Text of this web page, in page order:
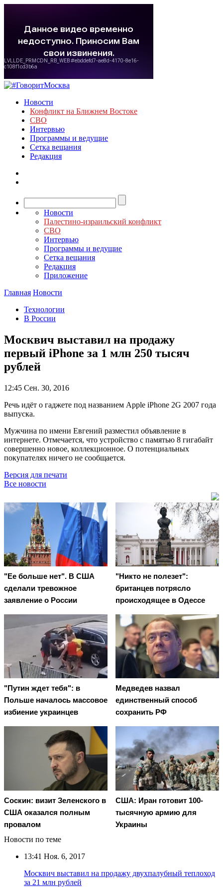
Новости
Конфликт на Ближнем Востоке
СВО
Интервью
Программы и ведущие
Сетка вещания
Редакция
Новости
Палестино-израильский конфликт
СВО
Интервью
Программы и ведущие
Сетка вещания
Редакция
Приложение
Главная Новости
Технологии
В России
Москвич выставил на продажу
первый iPhone за 1 млн 250 тысяч
рублей
12:45 Сен. 30, 2016
Речь идёт о гаджете под названием Apple iPhone 2G 2007 года
выпуска.
Мужчина по имени Евгений разместил объявление в
интернете. Отмечается, что устройство с памятью 8 гигабайт
совершенно новое, коллекционное. О потенциальных
покупателях ничего не сообщается.
Версия для печати
Все новости
"Ее больше нет". В США
сделали тревожное
заявление о России
"Никто не полезет":
британцев потрясло
происходящее в Одессе
"Путин ждет тебя": в
Польше началось массовое
избиение украинцев
Медведев назвал
единственный способ
сохранить РФ
Соскин: визит Зеленского в
США оказался полным
провалом
США: Иран готовит 100-
тысячную армию для
Украины
Новости по теме
13:41 Ноя. 6, 2017
Москвич выставил на продажу двухпалубный теплоход
за 21 млн рублей